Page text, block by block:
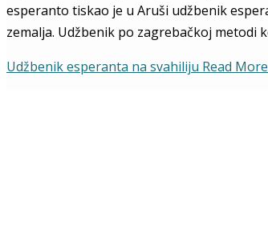
esperanto tiskao je u Aruši udžbenik
zemalja. Udžbenik po zagrebačkoj
Udžbenik esperanta na svahiliju Read